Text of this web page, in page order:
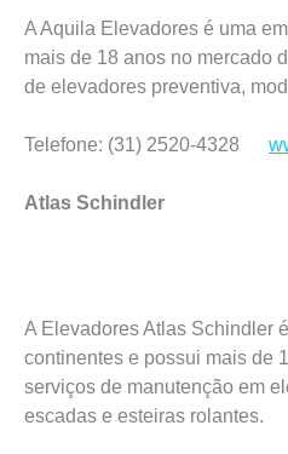
A Aquila Elevadores é uma
mais de 18 anos no mercado
de elevadores preventiva,
Telefone: (31) 2520-4328
Atlas Schindler
A Elevadores Atlas Schindler
continentes e possui mais de
serviços de manutenção em
escadas e esteiras rolantes.